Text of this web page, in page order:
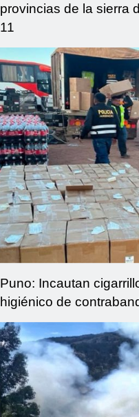
provincias de la sierra
11
Puno: Incautan
higiénico de